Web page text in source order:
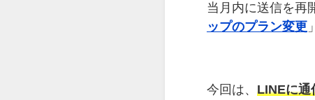
当月内に送信を再
ップのプラン変更
今回は、 LINEに通